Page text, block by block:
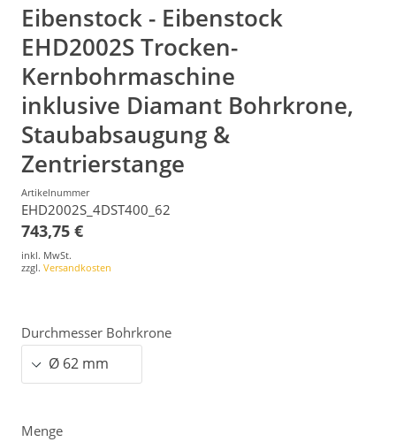
Eibenstock - Eibenstock
EHD2002S Trocken-
Kernbohrmaschine
inklusive Diamant Bohrkrone,
Staubabsaugung &
Zentrierstange
Artikelnummer
EHD2002S_4DST400_62
743,75 €
inkl. MwSt.
zzgl. Versandkosten
Durchmesser Bohrkrone
Menge